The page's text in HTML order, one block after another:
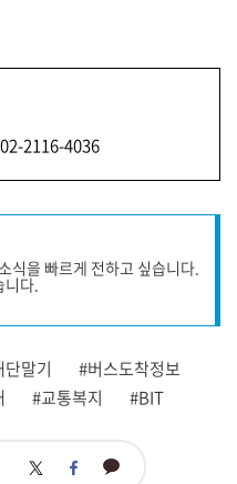
2116-4036
식을 빠르게 전하고 싶습니다.
니다.
말기
#버스도착정보
#교통복지 #BIT
트 페 카